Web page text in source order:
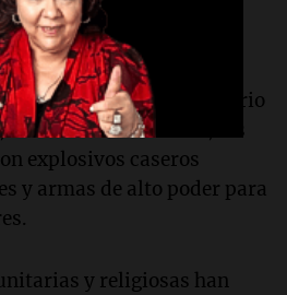
pasada en las
donde los grupos
yLos Tlacosfueron
Según el secretario
Omar García Harfuch
, los
explosivos caseros
y armas de alto poder para
y religiosas han